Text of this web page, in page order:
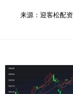
来源：迎客松配